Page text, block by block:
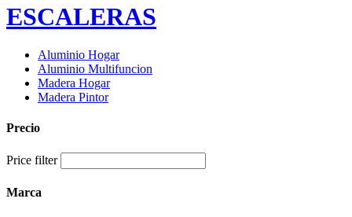
ESCALERAS
Aluminio Hogar
Aluminio Multifuncion
Madera Hogar
Madera Pintor
Precio
Price filter
Marca